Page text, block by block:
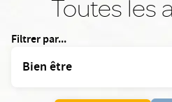
Toutes les
Filtrer par...